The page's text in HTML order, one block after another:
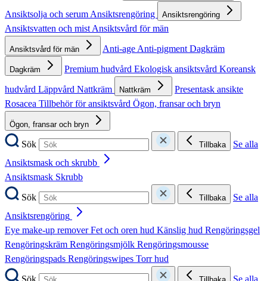
Ansiktsolja och serumAnsiktsrengöring Ansiktsrengöring
Ansiktsvatten och mistAnsiktsvård för män
Ansiktsvård för män Anti-ageAnti-pigmentDagkräm
Dagkräm Premium hudvård Ekologisk ansiktsvård Koreansk
hudvård Läppvård Nattkräm Nattkräm
Presentask ansikte
Rosacea Tillbehör för ansiktsvård Ögon, fransar och bryn
Ögon, fransar och bryn
Sök Tillbaka
Se alla
Ansiktsmask och skrubb
Ansiktsmask Skrubb
Sök
Tillbaka
Se alla
Ansiktsrengöring
Eye make-up removerFet och oren hud Känslig hud Rengöringsgel
Rengöringskräm Rengöringsmjölk Rengöringsmousse
Rengöringspads Rengöringswipes Torr hud